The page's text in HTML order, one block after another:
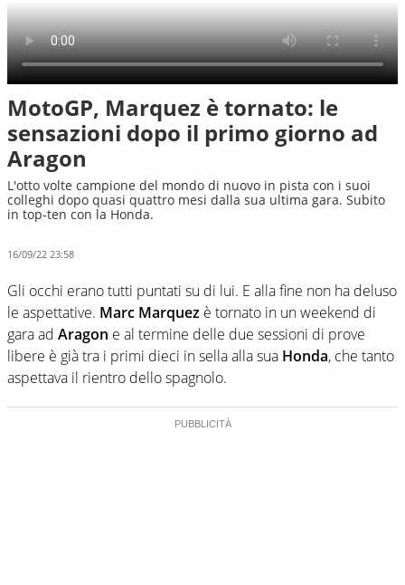
MotoGP, Marquez è tornato: le
sensazioni dopo il primo giorno ad
Aragon
L'otto volte campione del mondo di nuovo in pista con i suoi
colleghi dopo quasi quattro mesi dalla sua ultima gara. Subito
in top-ten con la Honda.
16/09/22 23:58
Gli occhi erano tutti puntati su di lui. E alla fine non ha deluso
le aspettative. Marc Marquez è tornato in un weekend di
gara ad Aragon e al termine delle due sessioni di prove
libere è già tra i primi dieci in sella alla sua Honda, che tanto
aspettava il rientro dello spagnolo.